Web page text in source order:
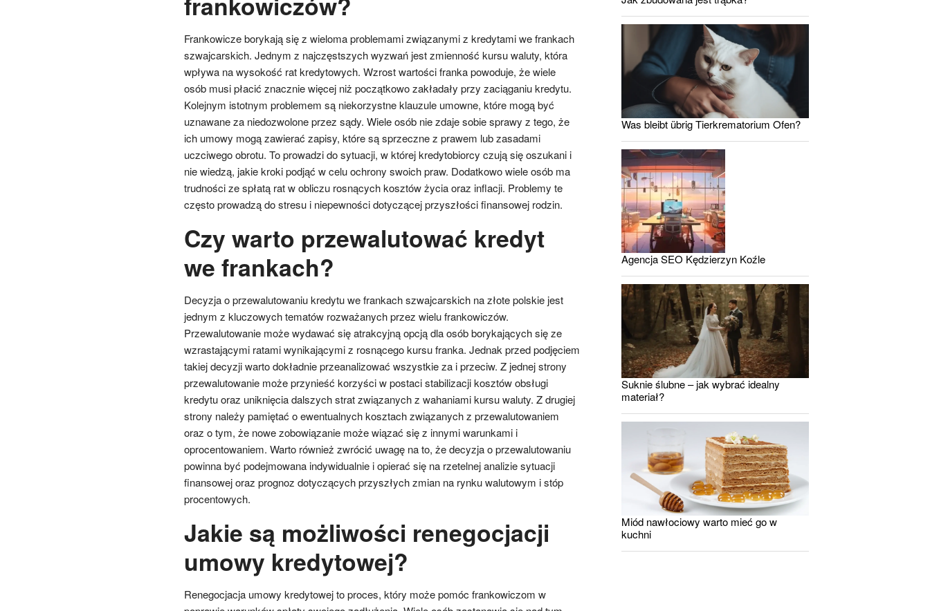
Frankowicze borykają się z wieloma problemami związanymi z kredytami we frankach
szwajcarskich. Jednym z najczęstszych wyzwań jest zmienność kursu waluty, która
wpływa na wysokość rat kredytowych. Wzrost wartości franka powoduje, że wiele
osób musi płacić znacznie więcej niż początkowo zakładały przy zaciąganiu kredytu.
Kolejnym istotnym problemem są niekorzystne klauzule umowne, które mogą być
uznawane za niedozwolone przez sądy. Wiele osób nie zdaje sobie sprawy z tego, że
ich umowy mogą zawierać zapisy, które są sprzeczne z prawem lub zasadami
uczciwego obrotu. To prowadzi do sytuacji, w której kredytobiorcy czują się oszukani i
nie wiedzą, jakie kroki podjąć w celu ochrony swoich praw. Dodatkowo wiele osób ma
trudności ze spłatą rat w obliczu rosnących kosztów życia oraz inflacji. Problemy te
często prowadzą do stresu i niepewności dotyczącej przyszłości finansowej rodzin.
Czy warto przewalutować kredyt
we frankach?
Decyzja o przewalutowaniu kredytu we frankach szwajcarskich na złote polskie jest
jednym z kluczowych tematów rozważanych przez wielu frankowiczów.
Przewalutowanie może wydawać się atrakcyjną opcją dla osób borykających się ze
wzrastającymi ratami wynikającymi z rosnącego kursu franka. Jednak przed podjęciem
takiej decyzji warto dokładnie przeanalizować wszystkie za i przeciw. Z jednej strony
przewalutowanie może przynieść korzyści w postaci stabilizacji kosztów obsługi
kredytu oraz uniknięcia dalszych strat związanych z wahaniami kursu waluty. Z drugiej
strony należy pamiętać o ewentualnych kosztach związanych z przewalutowaniem
oraz o tym, że nowe zobowiązanie może wiązać się z innymi warunkami i
oprocentowaniem. Warto również zwrócić uwagę na to, że decyzja o przewalutowaniu
powinna być podejmowana indywidualnie i opierać się na rzetelnej analizie sytuacji
finansowej oraz prognoz dotyczących przyszłych zmian na rynku walutowym i stóp
procentowych.
Jakie są możliwości renegocjacji
umowy kredytowej?
Renegocjacja umowy kredytowej to proces, który może pomóc frankowiczom w
Was bleibt übrig Tierkrematorium Ofen?
Agencja SEO Kędzierzyn Koźle
Suknie ślubne – jak wybrać idealny
materiał?
Miód nawłociowy warto mieć go w
kuchni